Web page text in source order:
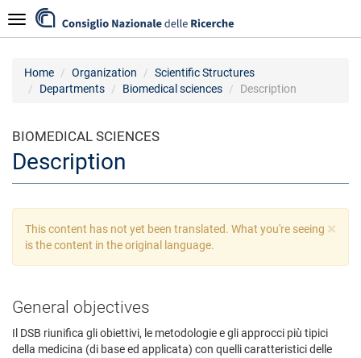
to
main
Navigazione
Home Organization
Scientific Structures
Departments
Biomedical sciences Description
BIOMEDICAL SCIENCES
Description
×
Warning
message
This content has not yet been translated. What you're seeing
is the content in the original language.
General objectives
Il DSB riunifica gli obiettivi, le metodologie e gli approcci più tipici
della medicina (di base ed applicata) con quelli caratteristici delle